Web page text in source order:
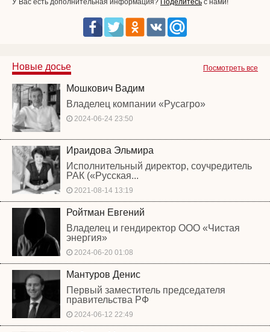
Посмотреть все
Новые досье
Мошкович Вадим
Владелец компании «Русагро»
2024-06-24 23:50
Ираидова Эльмира
Исполнительный директор, соучредитель
РАК («Русская...
2021-08-14 13:19
Ройтман Евгений
Владелец и гендиректор ООО «Чистая
энергия»
2024-06-20 01:08
Мантуров Денис
Первый заместитель председателя
правительства РФ
2024-06-12 22:49